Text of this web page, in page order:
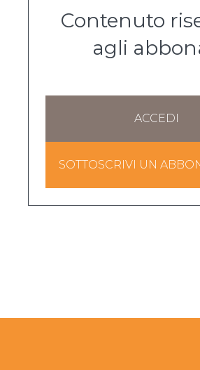
Contenuto
agli
ACCEDI
SOTTOSCRIVI UN